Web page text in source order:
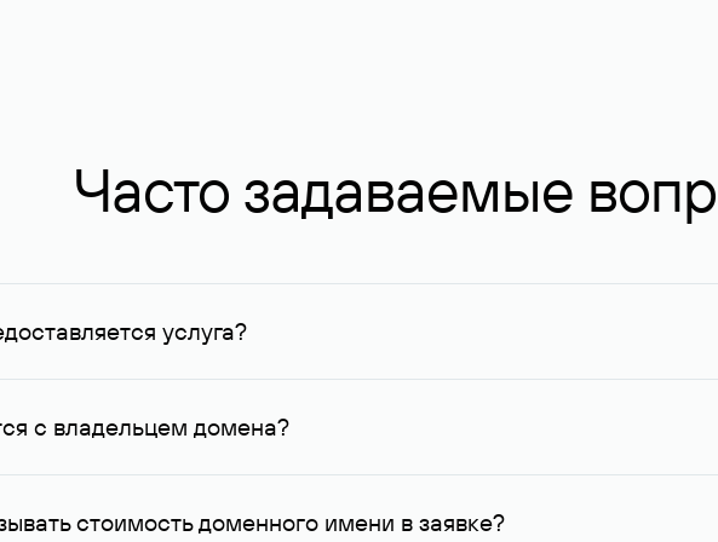
Часто задаваемые
услуга?
зарегистрированных в Руцентре и у других регистраторов. Для доменов,
с владельцем домена?
используются его контактные данные, доступные Руцентру.
стоимость доменного имени в заявке?